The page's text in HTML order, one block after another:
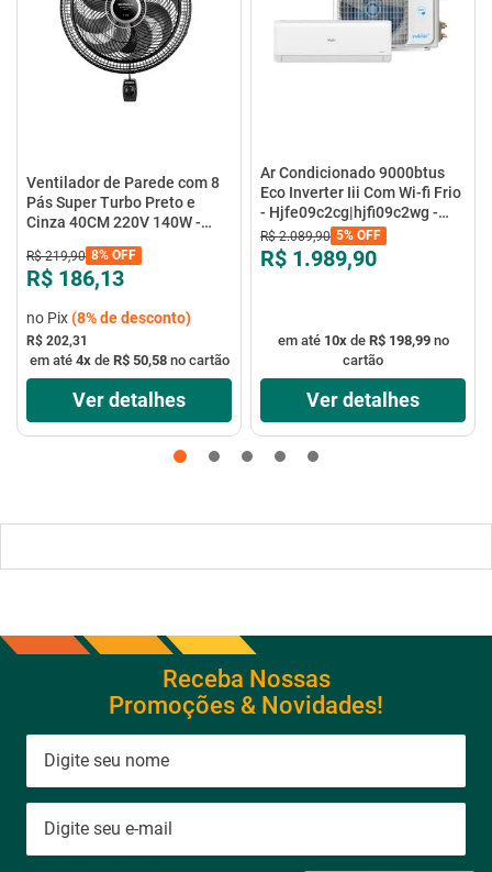
Ventilador de Parede com 8
Pás Super Turbo Preto e
Cinza 40CM 220V 140W -
R$ 219,90 8% OFF
R$ 186,13
no Pix(8%de desconto)
R$ 202,31
em até 4xde R$ 50,58no cartão
Ver detalhes
Ar Condicionado 9000btus
Eco Inverter Iii Com Wi-fi Frio
- Hjfe09c2cg|hjfi09c2wg -
Elgin
R$ 2.089,90 5% OFF
R$ 1.989,90
em até 10xde R$ 198,99no
cartão
Ver detalhes
Receba Nossas
Promoções & Novidades!